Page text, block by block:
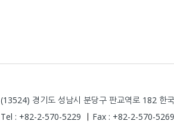
(13524) 경기도 성남시 분당구 판교역로 182 한
Tel : +82-2-570-5229
Fax : +82-2-570-5269